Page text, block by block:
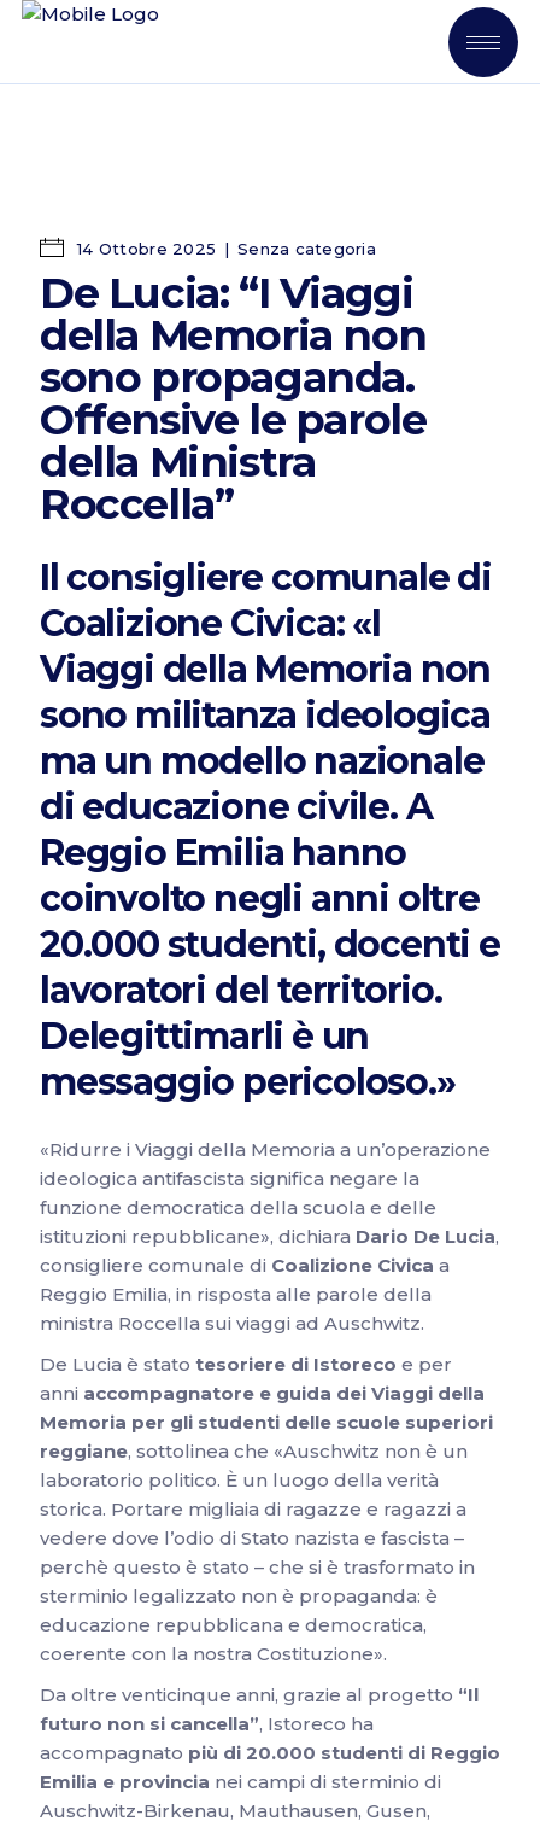
14 Ottobre 2025 Senza categoria
De Lucia: “I Viaggi
della Memoria non
sono propaganda.
Offensive le parole
della Ministra
Roccella”
Il consigliere comunale di
Coalizione Civica: «I
Viaggi della Memoria non
sono militanza ideologica
ma un modello nazionale
di educazione civile. A
Reggio Emilia hanno
coinvolto negli anni oltre
20.000 studenti, docenti e
lavoratori del territorio.
Delegittimarli è un
messaggio pericoloso.»
«Ridurre i Viaggi della Memoria a un’operazione
ideologica antifascista significa negare la
funzione democratica della scuola e delle
istituzioni repubblicane», dichiara Dario De Lucia,
consigliere comunale di Coalizione Civica a
Reggio Emilia, in risposta alle parole della
ministra Roccella sui viaggi ad Auschwitz.
De Lucia è stato tesoriere di Istoreco e per
anni accompagnatore e guida dei Viaggi della
Memoria per gli studenti delle scuole superiori
reggiane, sottolinea che «Auschwitz non è un
laboratorio politico. È un luogo della verità
storica. Portare migliaia di ragazze e ragazzi a
vedere dove l’odio di Stato nazista e fascista –
perchè questo è stato – che si è trasformato in
sterminio legalizzato non è propaganda: è
educazione repubblicana e democratica,
coerente con la nostra Costituzione».
Da oltre venticinque anni, grazie al progetto “Il
futuro non si cancella”, Istoreco ha
accompagnato più di 20.000 studenti di Reggio
Emilia e provincia nei campi di sterminio di
Auschwitz-Birkenau, Mauthausen, Gusen,